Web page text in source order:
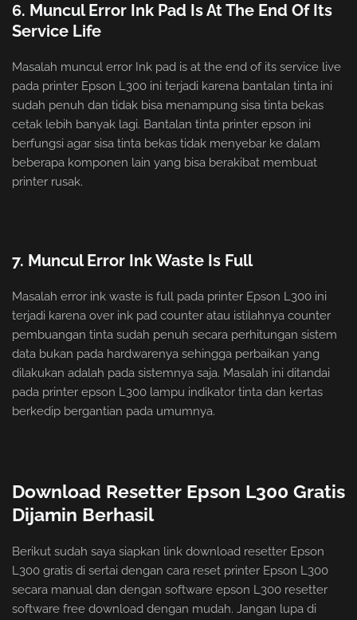
6. Muncul Error Ink Pad Is At The End Of Its
Service Life
Masalah muncul error Ink pad is at the end of its service live
pada printer Epson L300 ini terjadi karena bantalan tinta ini
sudah penuh dan tidak bisa menampung sisa tinta bekas
cetak lebih banyak lagi. Bantalan tinta printer epson ini
berfungsi agar sisa tinta bekas tidak menyebar ke dalam
beberapa komponen lain yang bisa berakibat membuat
printer rusak.
7. Muncul Error Ink Waste Is Full
Masalah error ink waste is full pada printer Epson L300 ini
terjadi karena over ink pad counter atau istilahnya counter
pembuangan tinta sudah penuh secara perhitungan sistem
data bukan pada hardwarenya sehingga perbaikan yang
dilakukan adalah pada sistemnya saja. Masalah ini ditandai
pada printer epson L300 lampu indikator tinta dan kertas
berkedip bergantian pada umumnya.
Download Resetter Epson L300 Gratis
Dijamin Berhasil
Berikut sudah saya siapkan link download resetter Epson
L300 gratis di sertai dengan cara reset printer Epson L300
secara manual dan dengan software epson L300 resetter
software free download dengan mudah. Jangan lupa di